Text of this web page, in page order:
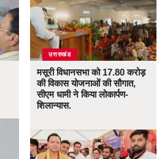
उत्तराखंड
मसूरी विधानसभा को 17.80 करोड़
की विकास योजनाओं की सौगात,
सीएम धामी ने किया लोकार्पण-
शिलान्यास.